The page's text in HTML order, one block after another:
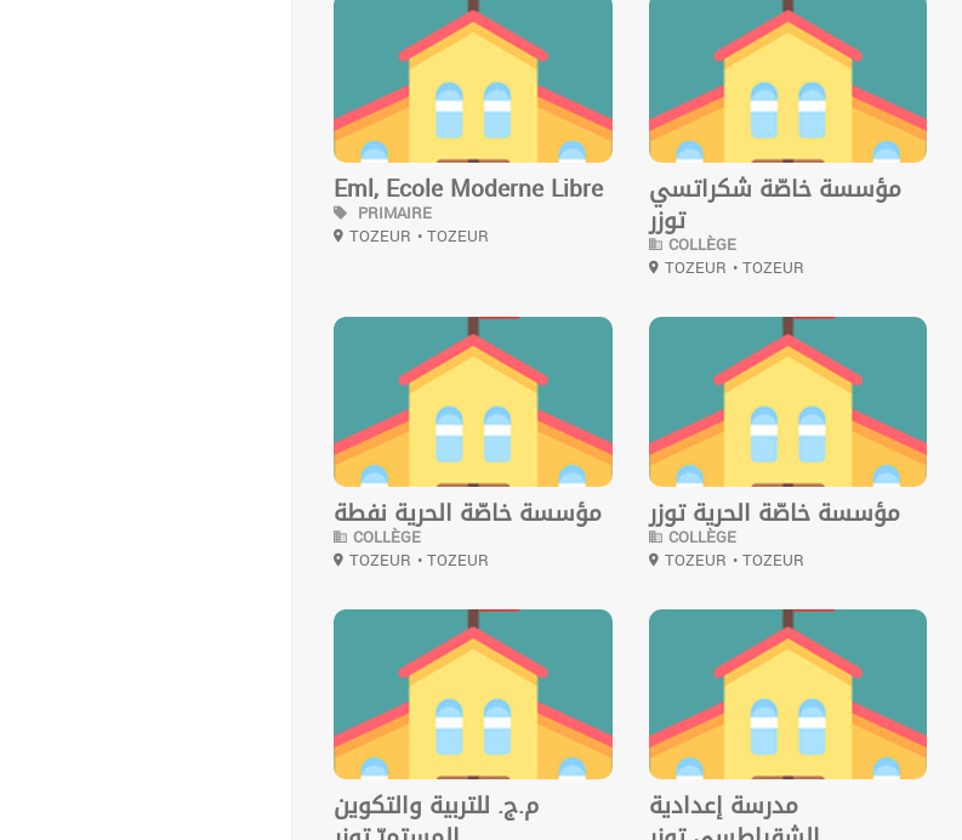
Eml, Ecole Moderne Libre
PRIMAIRE
TOZEUR • TOZEUR
مؤسسة خاصّة شكراتسي
توزر
COLLÈGE
TOZEUR • TOZEUR
مؤسسة خاصّة الحرية نفطة
COLLÈGE
TOZEUR • TOZEUR
مؤسسة خاصّة الحرية توزر
COLLÈGE
TOZEUR • TOZEUR
م.ج. للتربية والتكوين مدرسة إعدادية